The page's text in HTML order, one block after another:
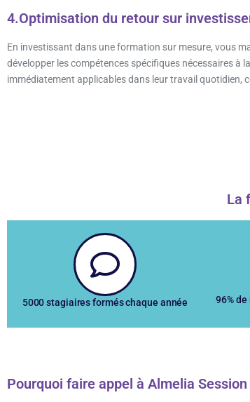
4.Optimisation du retour sur
En investissant dans une formation sur mesure, vous
développer les compétences spécifiques nécessaires à
immédiatement applicables dans leur travail quotidien,
La
5000 stagiaires formés chaque année 96%
Pourquoi faire appel à Almelia